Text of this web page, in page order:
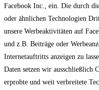
Facebook Inc., ein. Die durch
oder ähnlichen Technologien
unsere Werbeaktivitäten auf
und z.B. Beiträge oder
Internetauftritts anzeigen zu
Daten setzen wir ausschließlich
erprobte und weit verbreitete